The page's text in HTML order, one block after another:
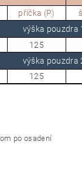
příčka (P)
výška pouzdra
125
výška pouzdra
125
po osadení